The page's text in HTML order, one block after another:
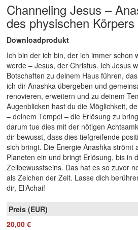
Channeling Jesus –
des physischen Körpers
Downloadprodukt
Ich bin der ich bin, der ich immer schon
werde – Jesus, der Christus. Ich Jesus
Botschaften zu deinem Haus führen,
ich dir Anashka übergeben und
renovieren, erweitern und zu deinem
Augenblicken hast du die Möglichkeit,
– deinem Tempel – die Erlösung zu
darum tue dies mit der nötigen
dir bewusst, dass dies tiefgreifende
sich bringt. Die Energie Anashka strömt
Planeten ein und bringt Erlösung, bis in
Zellbewusstseins. Das hat es so zuvor
als Zeichen der Zeit. Lasse dich
dir, El‘Achai!
20,00 €